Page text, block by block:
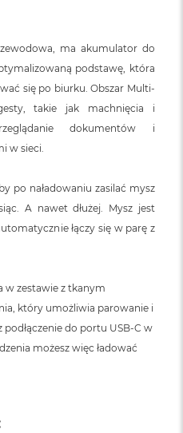
ma akumulator do
podstawę, która
się po biurku. Obszar Multi-
takie jak machnięcia i
dokumentów i
w sieci.
po naładowaniu zasilać mysz
A nawet dłużej. Mysz jest
łączy się w parę z
w zestawie z tkanym
który umożliwia parowanie i
do portu USB‑C w
możesz więc ładować